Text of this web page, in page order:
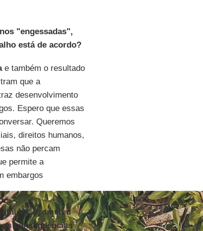
"engessadas",
está de acordo?
e também o resultado
que a
desenvolvimento
Espero que essas
Queremos
direitos humanos,
não percam
permite a
embargos
prometeu
consequências